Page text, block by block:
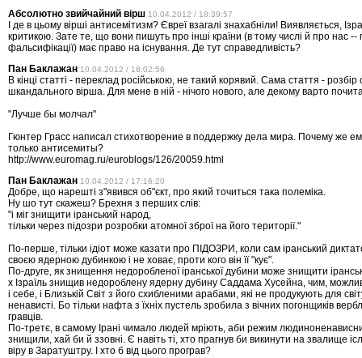
Абсолютно звийчайний вірш 10.04.2012 / 18:39:57
І де в цьому вірші антисемітизм? Євреї взагалі знахабніли! Виявляється,
критикою. Зате те, що вони пишуть про інші країни (в тому числі й про нас --
фальсифікації) має право на існування. Де тут справедливість?
Пан Баклажан 10.04.2012 / 18:02:56
В кінці статті - переклад російською, не такий корявий. Сама стаття - розбір
шкандального вірша. Для мене в ній - нічого нового, але декому варто
"Лучше бы молчал"
Гюнтер Грасс написал стихотворение в поддержку дела мира. Почему же
только антисемиты?
http://www.euromag.ru/euroblogs/126/20059.html
Пан Баклажан 10.04.2012 / 17:16:20
Добре, що нарешті з"явився об"єкт, про який точиться така полеміка.
Ну шо тут скажеш? Брехня з перших слів:
"і міг знищити іранський народ,
тільки через підозри розробки атомної зброї на його території."
По-перше, тільки ідіот може казати про ПІДОЗРИ, коли сам іранський
своєю ядерною дубинкою і не ховає, проти кого він її "кує".
По-друге, як знищення недоробленої іранської дубини може знищити
х Ізраїль знищив недороблену ядерну дубину Саддама Хусейна, чим,
і себе, і Близькій Світ з його схибленими арабами, які не продукують для
ненависті. Бо тільки нафта з їхніх пустель зробила з вічних погонщиків
гравців.
По-третє, в самому Ірані чимало людей мріють, аби режим
знищили, хай би й ззовні. Є навіть ті, хто прагнув би викинути на звалище
віру в Заратуштру. І хто б від цього програв?